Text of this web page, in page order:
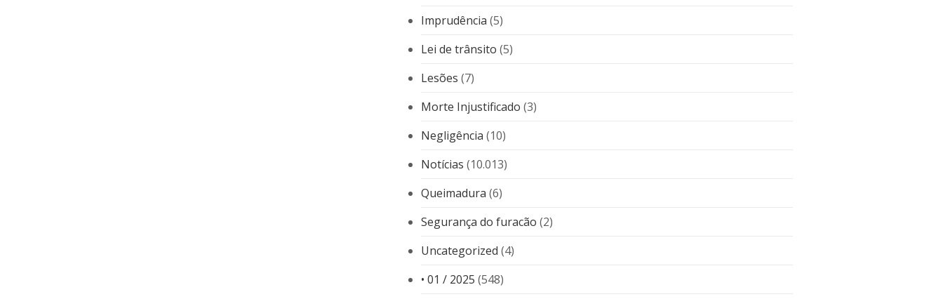
Imprudência (5)
Lei de trânsito (5)
Lesões (7)
Morte Injustificado (3)
Negligência (10)
Notícias (10.013)
Queimadura (6)
Segurança do furacão (2)
Uncategorized (4)
• 01 / 2025 (548)